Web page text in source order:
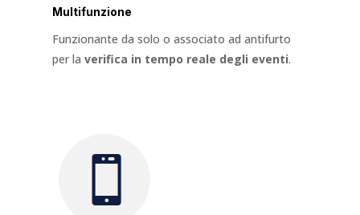
Multifunzione
Funzionante da solo o associato ad antifurto
per la verifica in tempo reale degli eventi.